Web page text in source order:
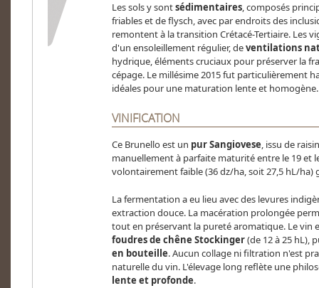
Les sols y sontsédimentaires, composés
friables et de flysch, avec par endroits des
remontent à la transition Crétacé-Tertiaire. Les
d'un ensoleillement régulier, deventilations
hydrique, éléments cruciaux pour préserver la
cépage. Le millésime 2015 fut particulièrement
idéales pour une maturation lente et homogène.
VINIFICATION
Ce Brunello est un pur Sangiovese, issu de
manuellement à parfaite maturité entre le 19 et
volontairement faible (36 dz/ha, soit 27,5 hL/
La fermentation a eu lieu avec des levures
extraction douce. La macération prolongée
tout en préservant la pureté aromatique. Le vin
foudres de chêne Stockinger(de 12 à 25 hL),
en bouteille. Aucun collage ni filtration n'est
naturelle du vin. L'élevage long reflète une
lente et profonde.